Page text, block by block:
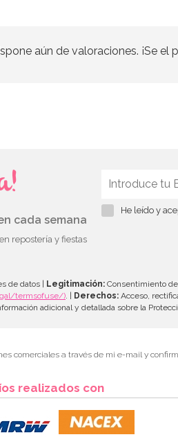
aún de valoraciones. ¡Se el
cada semana
repostería y fiestas
He leído y
de datos | Legitimación: Consentimiento
termsofuse/) . | Derechos: Acceso,
adicional y detallada sobre la
comerciales a través de mi e-mail y
realizados con